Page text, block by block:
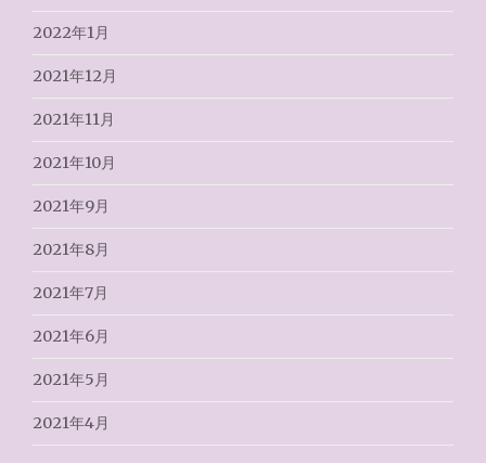
2022年1月
2021年12月
2021年11月
2021年10月
2021年9月
2021年8月
2021年7月
2021年6月
2021年5月
2021年4月